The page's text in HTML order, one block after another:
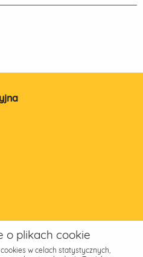
o plikach cookie
w celach statystycznych,